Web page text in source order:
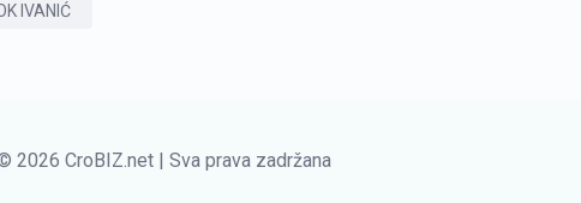
IVANIĆ
2026 CroBIZ.net | Sva prava zadržana